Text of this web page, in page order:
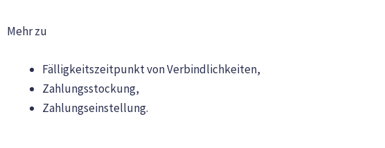
Mehr zu
Fälligkeitszeitpunkt von Verbindlichkeiten,
Zahlungsstockung,
Zahlungseinstellung.